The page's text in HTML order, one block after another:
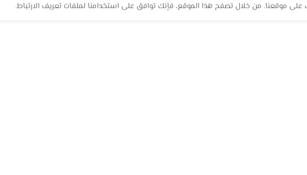
موقعنا. من خلال تصفح هذا الموقع، فإنك توافق على استخدامنا لملفات تعريف الارتباط.